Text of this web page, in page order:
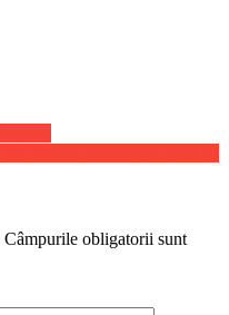
Câmpurile obligatorii sunt